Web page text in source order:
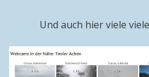
Und auch hier viele